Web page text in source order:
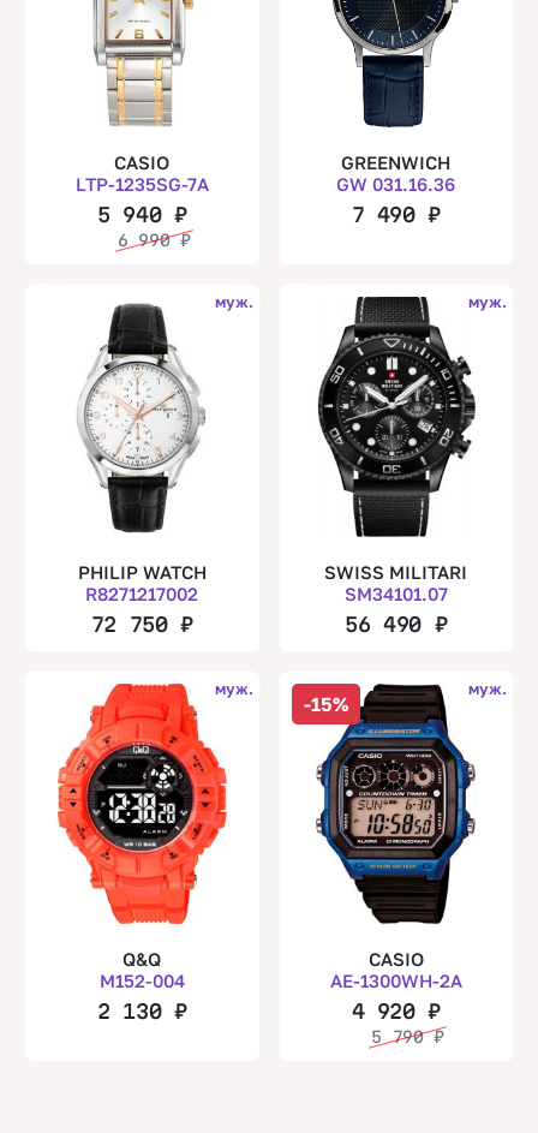
CASIO
LTP-1235SG-7A
5 940 ₽
6 990₽
GREENWICH
GW 031.16.36
7 490₽
муж.
PHILIP WATCH
R8271217002
72 750₽
муж.
SWISS MILITARI
SM34101.07
56 490 ₽
муж.
Q&Q
M152-004
2 130 ₽
-15%
муж.
CASIO
AE-1300WH-2A
4 920₽
5 790₽